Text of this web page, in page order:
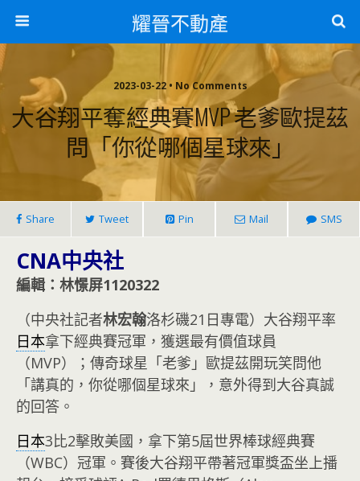
耀晉不動產
2023-03-22 • No Comments
大谷翔平奪經典賽MVP 老爹歐提茲
問「你從哪個星球來」
Share Tweet Pin Mail SMS
CNA中央社
編輯：林憬屏1120322
（中央社記者林宏翰洛杉磯21日專電）大谷翔平率
日本拿下經典賽冠軍，獲選最有價值球員
（MVP）；傳奇球星「老爹」歐提茲開玩笑問他
「講真的，你從哪個星球來」，意外得到大谷真誠
的回答。
日本3比2擊敗美國，拿下第5屆世界棒球經典賽
（WBC）冠軍。賽後大谷翔平帶著冠軍獎盃坐上播